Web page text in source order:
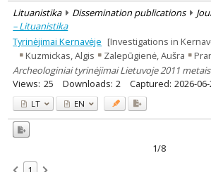
Lituanistika Dissemination publications
– Lituanistika
Tyrinėjimai Kernavėje [Investigations in
Kuzmickas, Algis
Zalepūgienė, Aušra
Archeologiniai tyrinėjimai Lietuvoje 2011 metais
Views: 25 Downloads: 2 Captured: 2026-
LT EN
1/8